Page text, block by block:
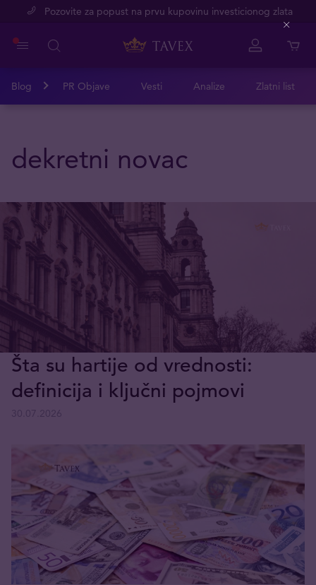
Pozovite za popust na prvu kupovinu investicionog zlata
Blog PR Objave Vesti Analize Zlatni list
dekretni novac
Šta su hartije od vrednosti:
definicija i ključni pojmovi
Close